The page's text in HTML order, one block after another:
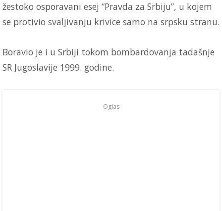
žestoko osporavani esej “Pravda za Srbiju”, u kojem
se protivio svaljivanju krivice samo na srpsku stranu.
Boravio je i u Srbiji tokom bombardovanja tadašnje
SR Jugoslavije 1999. godine.
Oglas